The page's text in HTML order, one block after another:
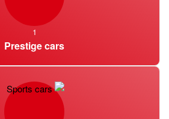
لدينا متاح على مدار الساعة طوال أيام
استفسارات أو متطلبات خاصة ، وتقديم
تأجير السيارات الفاخرة –
1
Prestige cars